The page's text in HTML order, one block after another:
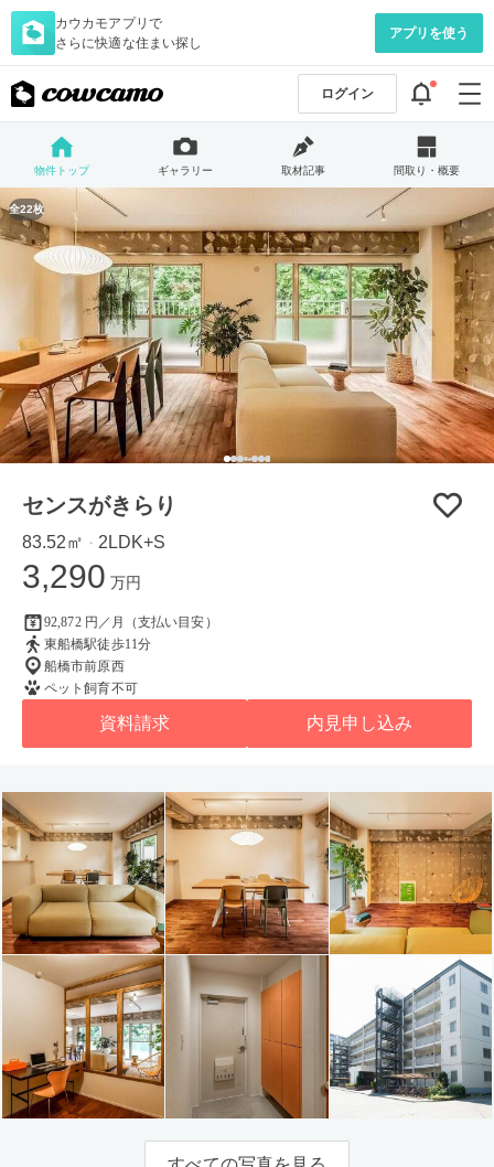
カウカモアプリで
さらに快適な住まい探し
アプリを使う
ログイン
物件トップ ギャラリー 取材記事 間取り・概要
全22枚
センスがきらり
83.52㎡ ・ 2LDK+S
3,290 万円
92,872 円／月（支払い目安）
東船橋駅徒歩11分
船橋市前原西
ペット飼育不可
資料請求 内見申し込み